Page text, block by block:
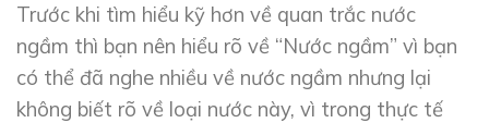
Trước khi tìm hiểu kỹ hơn về quan trắc nước
ngầm thì bạn nên hiểu rõ về “Nước ngầm” vì bạn
có thể đã nghe nhiều về nước ngầm nhưng lại
không biết rõ về loại nước này, vì trong thực tế